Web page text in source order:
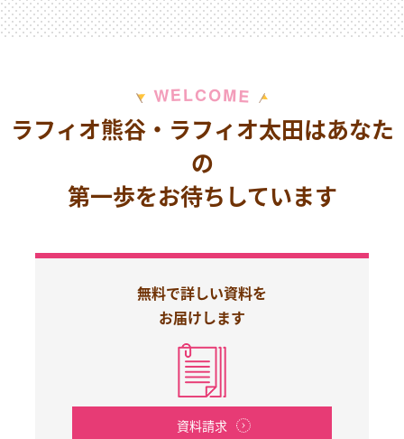
WELCOME
ラフィオ熊谷・ラフィオ太田はあなた
の
第一歩をお待ちしています
無料で詳しい資料を
お届けします
資料請求